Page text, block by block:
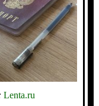
Lenta.ru